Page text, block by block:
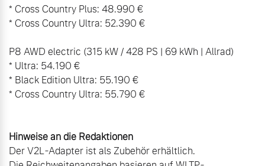
* Cross Country Plus: 48.990 €
* Cross Country Ultra: 52.390 €
P8 AWD electric (315 kW / 428 PS | 69 kWh | Allrad)
* Ultra: 54.190 €
* Black Edition Ultra: 55.190 €
* Cross Country Ultra: 55.790 €
Der V2L-Adapter ist als Zubehör erhältlich.